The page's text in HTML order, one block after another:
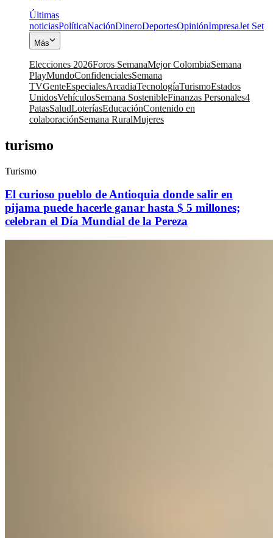
Últimas
noticiasPolíticaNaciónDineroDeportesOpiniónImpresaJet Set
Más
Elecciones 2026Foros SemanaMejor ColombiaSemana
PlayMundoConfidencialesSemana
TVGenteEspecialesArcadiaTecnologíaTurismoEstados
UnidosVehículosSemana SostenibleFinanzas Personales4
PatasSaludLoteríasEducaciónContenido en
colaboraciónSemana RuralMujeres
turismo
Turismo
El curioso pueblo de Antioquia donde salir en
pijama puede hacerle ganar hasta $ 5 millones;
celebran el Día Mundial de la Pereza